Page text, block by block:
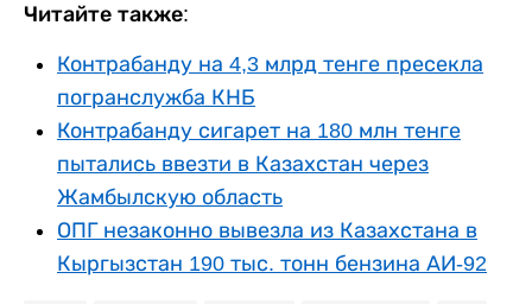
Читайте также:
Контрабанду на 4,3 млрд тенге пресекла
погранслужба КНБ
Контрабанду сигарет на 180 млн тенге
пытались ввезти в Казахстан через
Жамбылскую область
ОПГ незаконно вывезла из Казахстана в
Кыргызстан 190 тыс. тонн бензина АИ-92